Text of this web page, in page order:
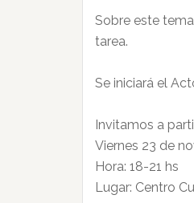
Sobre este
tarea.
Se iniciará el
Invitamos a
Viernes 23 de
Hora: 18-21 hs
Lugar: Centro